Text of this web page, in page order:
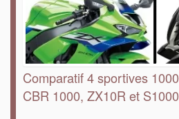
Comparatif 4 sportives
CBR 1000, ZX10R et